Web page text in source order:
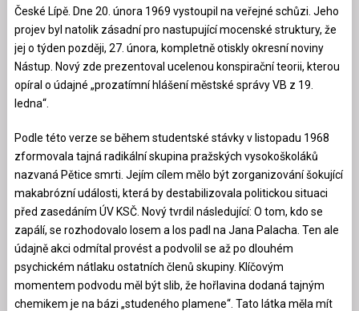
České Lípě. Dne 20. února 1969 vystoupil na veřejné schůzi. Jeho
projev byl natolik zásadní pro nastupující mocenské struktury, že
jej o týden později, 27. února, kompletně otiskly okresní noviny
Nástup. Nový zde prezentoval ucelenou konspirační teorii, kterou
opíral o údajné „prozatímní hlášení městské správy VB z 19.
ledna“.
Podle této verze se během studentské stávky v listopadu 1968
zformovala tajná radikální skupina pražských vysokoškoláků
nazvaná Pětice smrti. Jejím cílem mělo být zorganizování šokující
makabrózní události, která by destabilizovala politickou situaci
před zasedáním ÚV KSČ. Nový tvrdil následující: O tom, kdo se
zapálí, se rozhodovalo losem a los padl na Jana Palacha. Ten ale
údajně akci odmítal provést a podvolil se až po dlouhém
psychickém nátlaku ostatních členů skupiny. Klíčovým
momentem podvodu měl být slib, že hořlavina dodaná tajným
chemikem je na bázi „studeného plamene“. Tato látka měla mít